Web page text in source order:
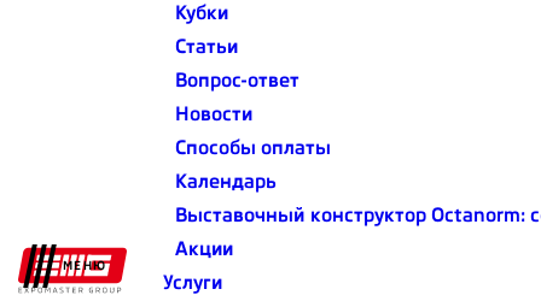
МЕНЮ
Кубки
Статьи
Вопрос-ответ
Новости
Способы оплаты
Календарь
Выставочный конструктор Octanorm:
Акции
Услуги
ВЫСТАВКА
ОЧИСТИТЬ ФИЛЬТР